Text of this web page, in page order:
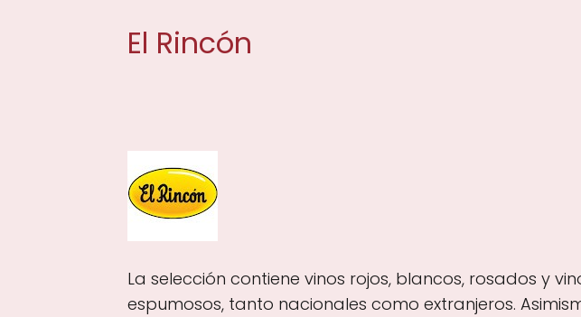
El Rincón
La selección contiene vinos rojos, blancos, rosados y
espumosos, tanto nacionales como extranjeros.